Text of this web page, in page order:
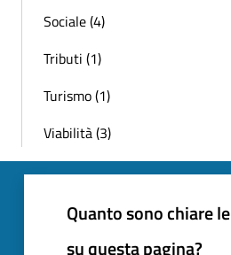
Sociale (4)
Tributi (1)
Turismo (1)
Viabilità (3)
Quanto sono chiare
su questa pagina?